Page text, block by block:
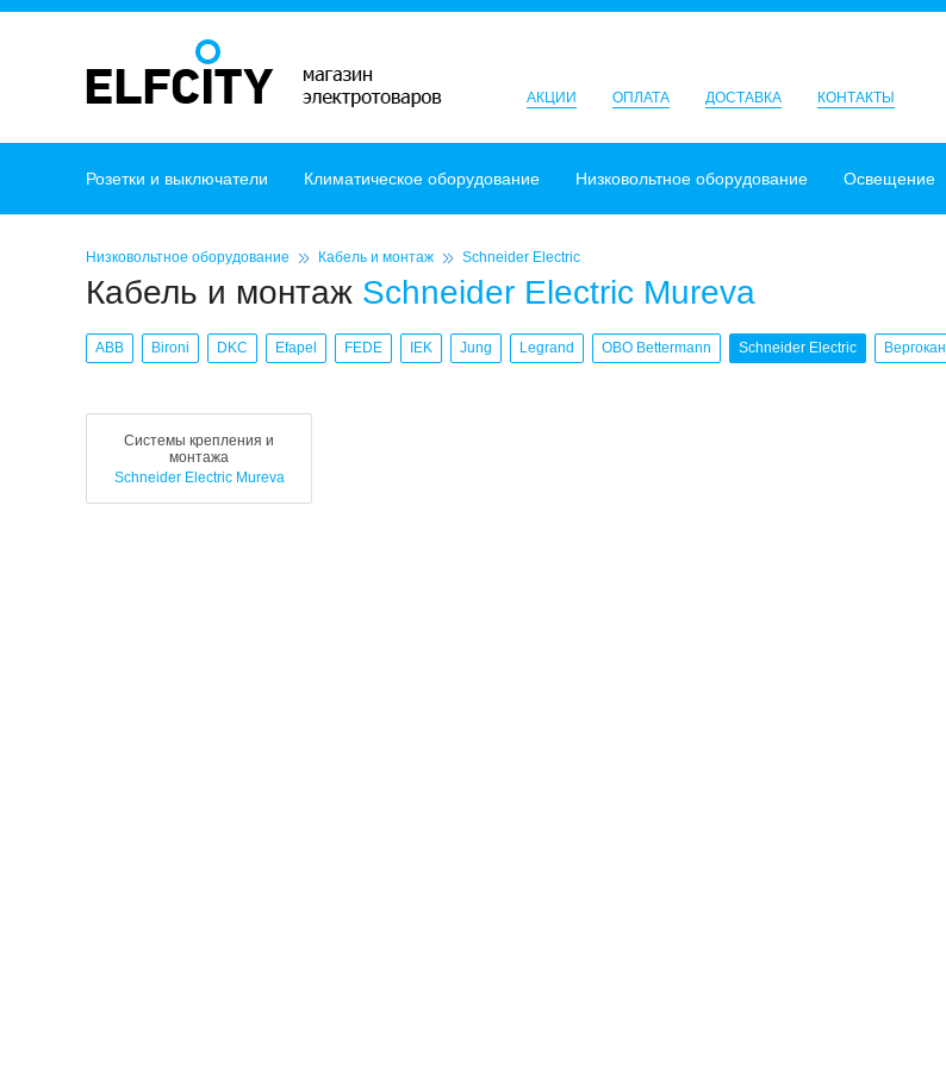
АКЦИИ ОПЛАТА ДОСТАВКА КОНТАКТЫ
Розетки и выключатели Климатическое оборудование Низковольтное оборудование Освещение
Низковольтное оборудование Кабель и монтаж Schneider Electric
Кабель и монтаж Schneider Electric Mureva
ABB Bironi DKC Efapel FEDE IEK Jung Legrand OBO Bettermann Schneider Electric Вергокан
Системы крепления и
монтажа
Schneider Electric Mureva